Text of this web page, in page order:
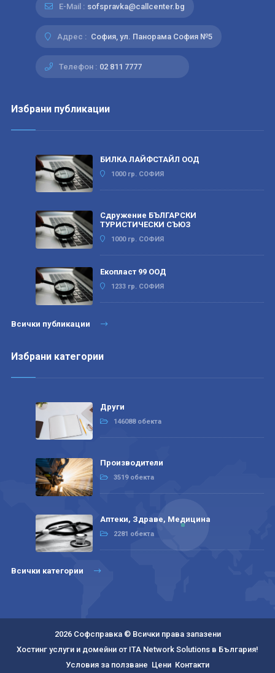
E-Mail : sofspravka@callcenter.bg
Адрес : София, ул. Панорама София №5
Телефон : 02 811 7777
Избрани публикации
БИЛКА ЛАЙФСТАЙЛ ООД
1000 гр. СОФИЯ
Сдружение БЪЛГАРСКИ
ТУРИСТИЧЕСКИ СЪЮЗ
1000 гр. СОФИЯ
Екопласт 99 ООД
1233 гр. СОФИЯ
Всички публикации
Избрани категории
Други
146088 обекта
Производители
3519 обекта
Аптеки, Здраве, Медицина
2281 обекта
Всички категории
2026 Софсправка © Всички права запазени
Хостинг услуги и домейни от ITA Network Solutions в България!
Условия за ползване Цени Контакти